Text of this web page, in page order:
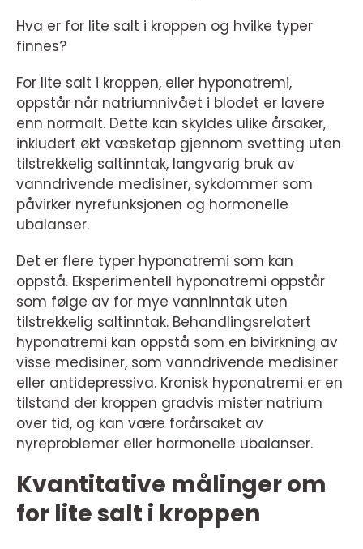
Hva er for lite salt i kroppen og hvilke typer
finnes?
For lite salt i kroppen, eller hyponatremi,
oppstår når natriumnivået i blodet er lavere
enn normalt. Dette kan skyldes ulike årsaker,
inkludert økt væsketap gjennom svetting uten
tilstrekkelig saltinntak, langvarig bruk av
vanndrivende medisiner, sykdommer som
påvirker nyrefunksjonen og hormonelle
ubalanser.
Det er flere typer hyponatremi som kan
oppstå. Eksperimentell hyponatremi oppstår
som følge av for mye vanninntak uten
tilstrekkelig saltinntak. Behandlingsrelatert
hyponatremi kan oppstå som en bivirkning av
visse medisiner, som vanndrivende medisiner
eller antidepressiva. Kronisk hyponatremi er en
tilstand der kroppen gradvis mister natrium
over tid, og kan være forårsaket av
nyreproblemer eller hormonelle ubalanser.
Kvantitative målinger om
for lite salt i kroppen